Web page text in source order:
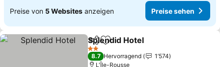
Preise von 5 Websites anzeigen Preise sehen
TeilenZu Favoriten hinzufügen
Splendid Hotel
2 Sterne
8.7 Hervorragend
1’574
L'Île-Rousse